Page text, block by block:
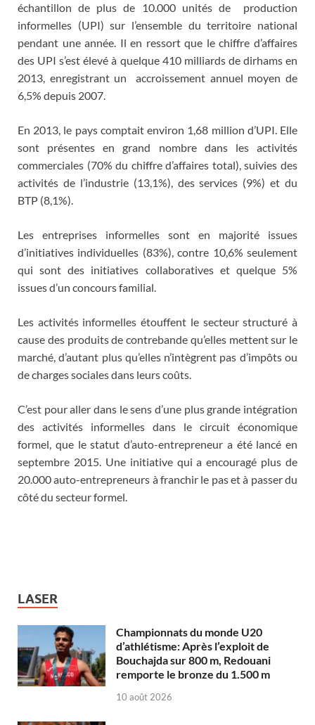
échantillon de plus de 10.000 unités de production
informelles (UPI) sur l’ensemble du territoire national
pendant une année. Il en ressort que le chiffre d’affaires
des UPI s’est élevé à quelque 410 milliards de dirhams en
2013, enregistrant un accroissement annuel moyen de
6,5% depuis 2007.
En 2013, le pays comptait environ 1,68 million d’UPI. Elle
sont présentes en grand nombre dans les activités
commerciales (70% du chiffre d’affaires total), suivies des
activités de l’industrie (13,1%), des services (9%) et du
BTP (8,1%).
Les entreprises informelles sont en majorité issues
d’initiatives individuelles (83%), contre 10,6% seulement
qui sont des initiatives collaboratives et quelque 5%
issues d’un concours familial.
Les activités informelles étouffent le secteur structuré à
cause des produits de contrebande qu’elles mettent sur le
marché, d’autant plus qu’elles n’intègrent pas d’impôts ou
de charges sociales dans leurs coûts.
C’est pour aller dans le sens d’une plus grande intégration
des activités informelles dans le circuit économique
formel, que le statut d’auto-entrepreneur a été lancé en
septembre 2015. Une initiative qui a encouragé plus de
20.000 auto-entrepreneurs à franchir le pas et à passer du
côté du secteur formel.
LASER
Championnats du monde U20
d’athlétisme: Après l’exploit de
Bouchajda sur 800 m, Redouani
remporte le bronze du 1.500 m
10 août 2026